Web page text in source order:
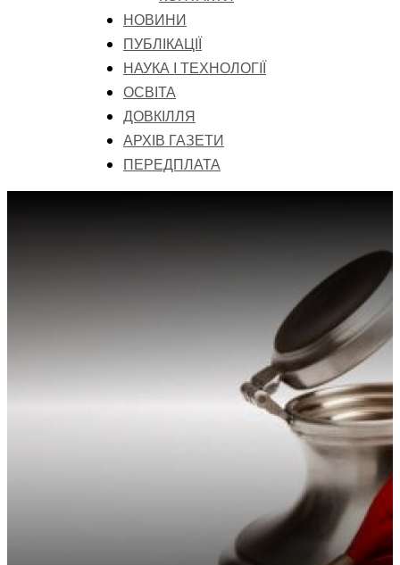
НОВИНИ
ПУБЛІКАЦІЇ
НАУКА І ТЕХНОЛОГІЇ
ОСВІТА
ДОВКІЛЛЯ
АРХІВ ГАЗЕТИ
ПЕРЕДПЛАТА